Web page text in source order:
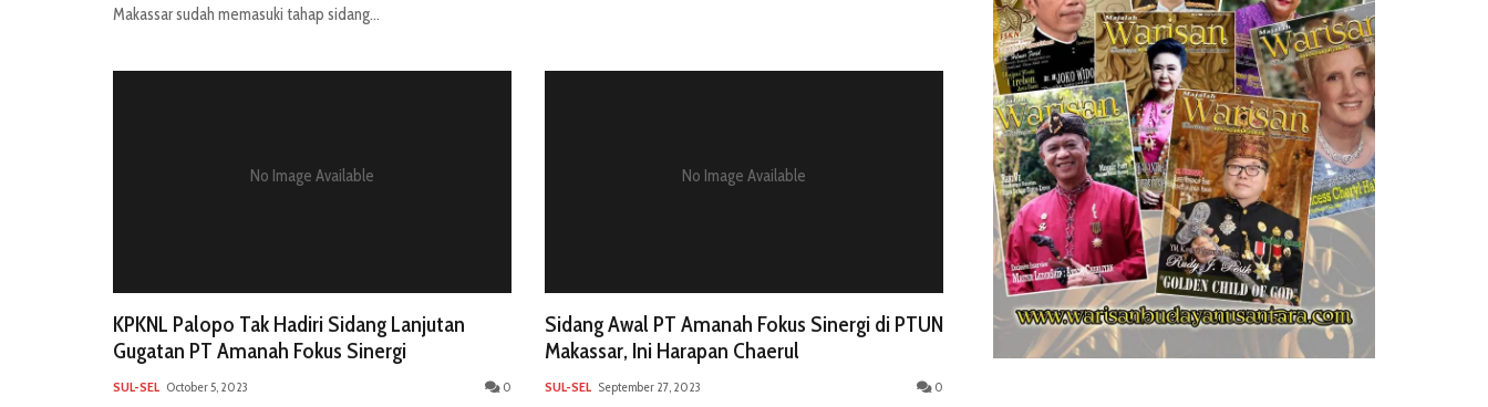
Makassar sudah memasuki tahap sidang...
No Image Available
KPKNL Palopo Tak Hadiri Sidang Lanjutan
Gugatan PT Amanah Fokus Sinergi
SUL-SEL October 5, 2023 0
No Image Available
Sidang Awal PT Amanah Fokus Sinergi di PTUN
Makassar, Ini Harapan Chaerul
SUL-SEL September 27, 2023 0